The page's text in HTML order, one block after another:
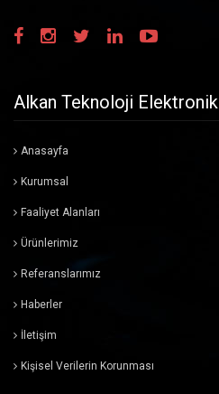
Hobi Arduino Raspberrypi
Devreleri
Prob
Haberleşme Sistemleri Yedek
Parçaları
Sensörler
Alkan Teknoloji Elektronik
Anasayfa
Kurumsal
Faaliyet Alanları
Ürünlerimiz
Referanslarımız
Haberler
İletişim
Kişisel Verilerin Korunması